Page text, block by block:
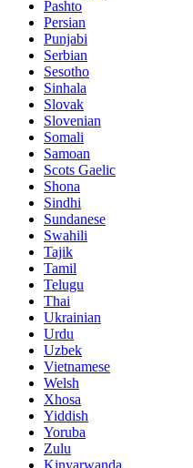
Pashto
Persian
Punjabi
Serbian
Sesotho
Sinhala
Slovak
Slovenian
Somali
Samoan
Scots Gaelic
Shona
Sindhi
Sundanese
Swahili
Tajik
Tamil
Telugu
Thai
Ukrainian
Urdu
Uzbek
Vietnamese
Welsh
Xhosa
Yiddish
Yoruba
Zulu